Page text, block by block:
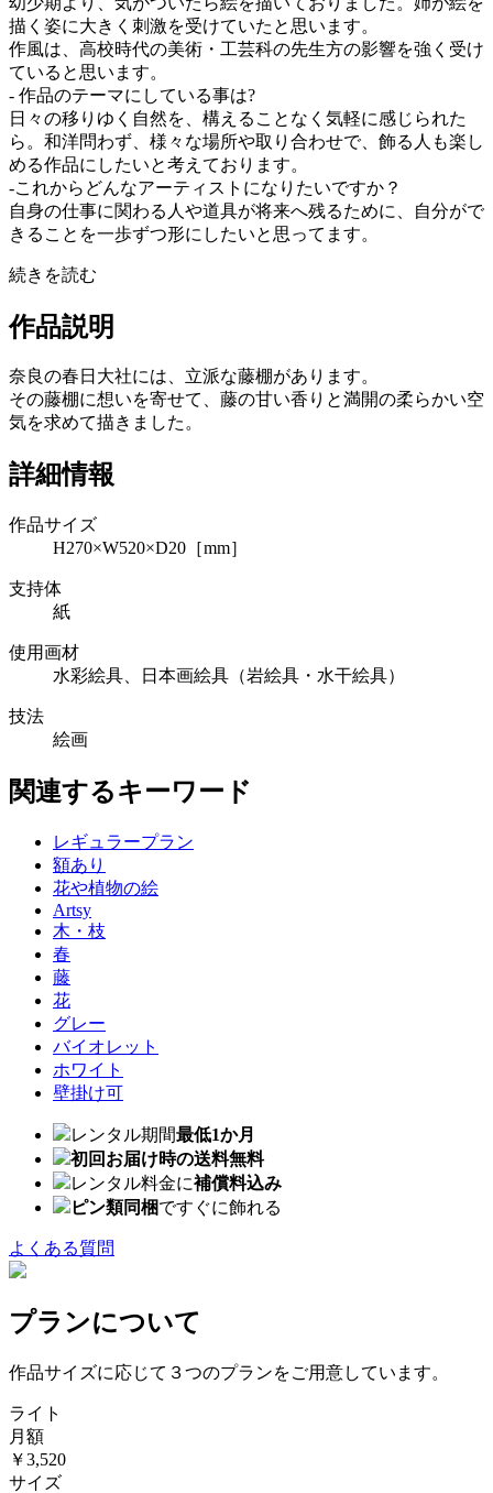
描く姿に大きく刺激を受けていたと思います。
作風は、高校時代の美術・工芸科の先生方の影響を強く受け
ていると思います。
- 作品のテーマにしている事は?
日々の移りゆく自然を、構えることなく気軽に感じられた
ら。和洋問わず、様々な場所や取り合わせで、飾る人も楽し
める作品にしたいと考えております。
-これからどんなアーティストになりたいですか？
自身の仕事に関わる人や道具が将来へ残るために、自分がで
きることを一歩ずつ形にしたいと思ってます。
続きを読む
作品説明
奈良の春日大社には、立派な藤棚があります。
その藤棚に想いを寄せて、藤の甘い香りと満開の柔らかい空
気を求めて描きました。
詳細情報
作品サイズ
H270×W520×D20［mm］
支持体
紙
使用画材
水彩絵具、日本画絵具（岩絵具・水干絵具）
技法
絵画
関連するキーワード
レギュラープラン
額あり
花や植物の絵
Artsy
木・枝
春
藤
花
グレー
バイオレット
ホワイト
壁掛け可
レンタル期間最低1か月
初回お届け時の送料無料
レンタル料金に補償料込み
ピン類同梱ですぐに飾れる
よくある質問
プランについて
作品サイズに応じて３つのプランをご用意しています。
ライト
月額
￥3,520
サイズ